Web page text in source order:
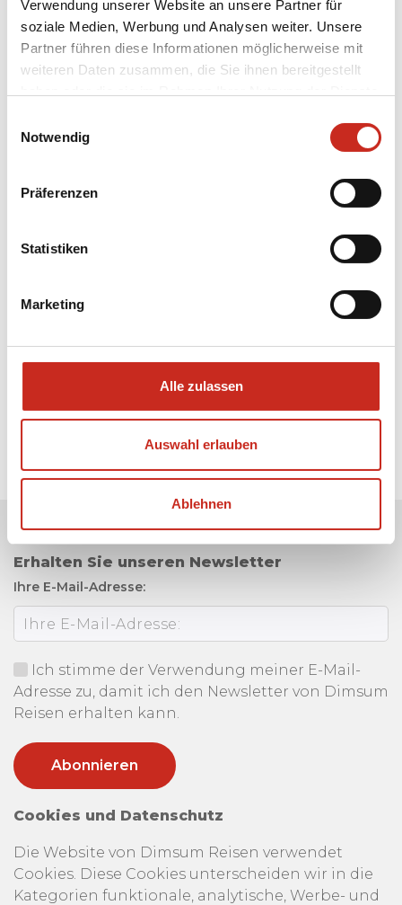
Verwendung unserer Website an unsere Partner für
soziale Medien, Werbung und Analysen weiter. Unsere
Partner führen diese Informationen möglicherweise mit
weiteren Daten zusammen, die Sie ihnen bereitgestellt
Notwendig
Präferenzen
Statistiken
Marketing
Alle zulassen
Auswahl erlauben
Ablehnen
Lieber direkt Kontakt mit
Erhalten Sie unseren Newsletter
Ihre E-Mail-Adresse:
Ich stimme der Verwendung meiner E-Mail-
Adresse zu, damit ich den Newsletter von Dimsum
Reisen erhalten kann.
Cookies und Datenschutz
Die Website von Dimsum Reisen verwendet
Cookies. Diese Cookies unterscheiden wir in die
Kategorien funktionale, analytische, Werbe- und